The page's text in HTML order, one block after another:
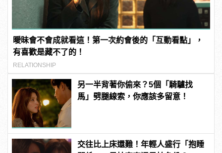
曖昧會不會成就看這！第一次約會後的「互動看點」，
有喜歡是藏不了的！
RELATIONSHIP
另一半背著你偷來？5個「騎驢找
馬」劈腿線索，你應該多留意！
交往比上床還難！年輕人盛行「抱睡